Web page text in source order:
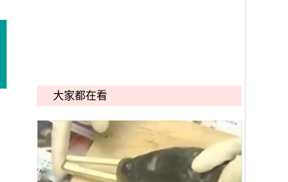
大家都在看